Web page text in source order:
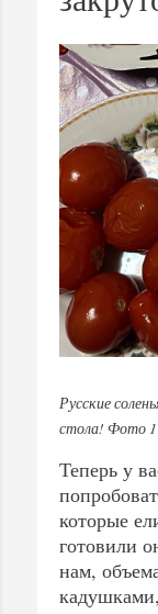
Русские
стола! Фото
Теперь у
которые
готовили
нам,